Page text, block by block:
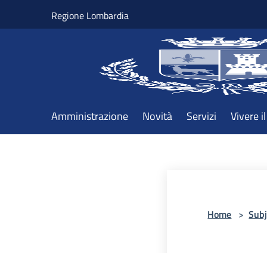
Regione Lombardia
Amministrazione Novità Servizi Vivere
Home >